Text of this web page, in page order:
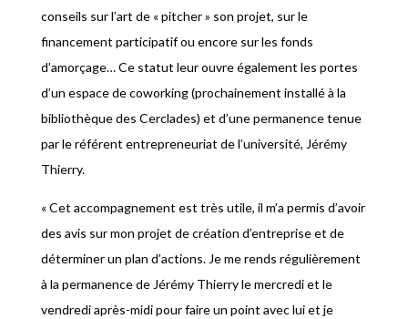
conseils sur l’art de « pitcher » son projet, sur le
financement participatif ou encore sur les fonds
d’amorçage… Ce statut leur ouvre également les portes
d’un espace de coworking (prochainement installé à la
bibliothèque des Cerclades) et d’une permanence tenue
par le référent entrepreneuriat de l’université, Jérémy
Thierry.
« Cet accompagnement est très utile, il m’a permis d’avoir
des avis sur mon projet de création d’entreprise et de
déterminer un plan d’actions. Je me rends régulièrement
à la permanence de Jérémy Thierry le mercredi et le
vendredi après-midi pour faire un point avec lui et je